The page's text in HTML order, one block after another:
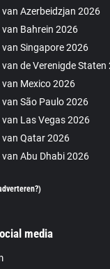
van Azerbeidzjan 2026
van Bahrein 2026
van Singapore 2026
de Verenigde Staten
van Mexico 2026
São Paulo 2026
Las Vegas 2026
van Qatar 2026
Abu Dhabi 2026
media